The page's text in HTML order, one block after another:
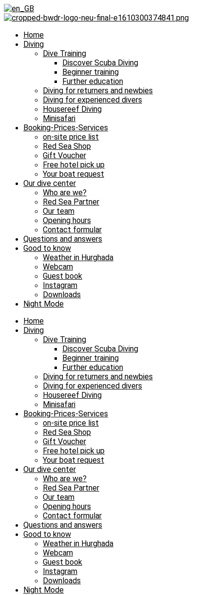
Home
Diving
Dive Training
Discover Scuba Diving
Beginner training
Further education
Diving for returners and newbies
Diving for experienced divers
Housereef Diving
Minisafari
Booking-Prices-Services
on-site price list
Red Sea Shop
Gift Voucher
Free hotel pick up
Your boat request
Our dive center
Who are we?
Red Sea Partner
Our team
Opening hours
Contact formular
Questions and answers
Good to know
Weather in Hurghada
Webcam
Guest book
Instagram
Downloads
Night Mode
Home
Diving
Dive Training
Discover Scuba Diving
Beginner training
Further education
Diving for returners and newbies
Diving for experienced divers
Housereef Diving
Minisafari
Booking-Prices-Services
on-site price list
Red Sea Shop
Gift Voucher
Free hotel pick up
Your boat request
Our dive center
Who are we?
Red Sea Partner
Our team
Opening hours
Contact formular
Questions and answers
Good to know
Weather in Hurghada
Webcam
Guest book
Instagram
Downloads
Night Mode